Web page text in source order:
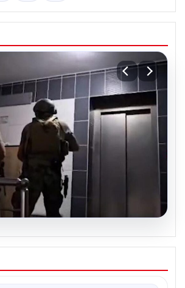
Mektubu Üzerinden
Tefecilik Operasyonu: